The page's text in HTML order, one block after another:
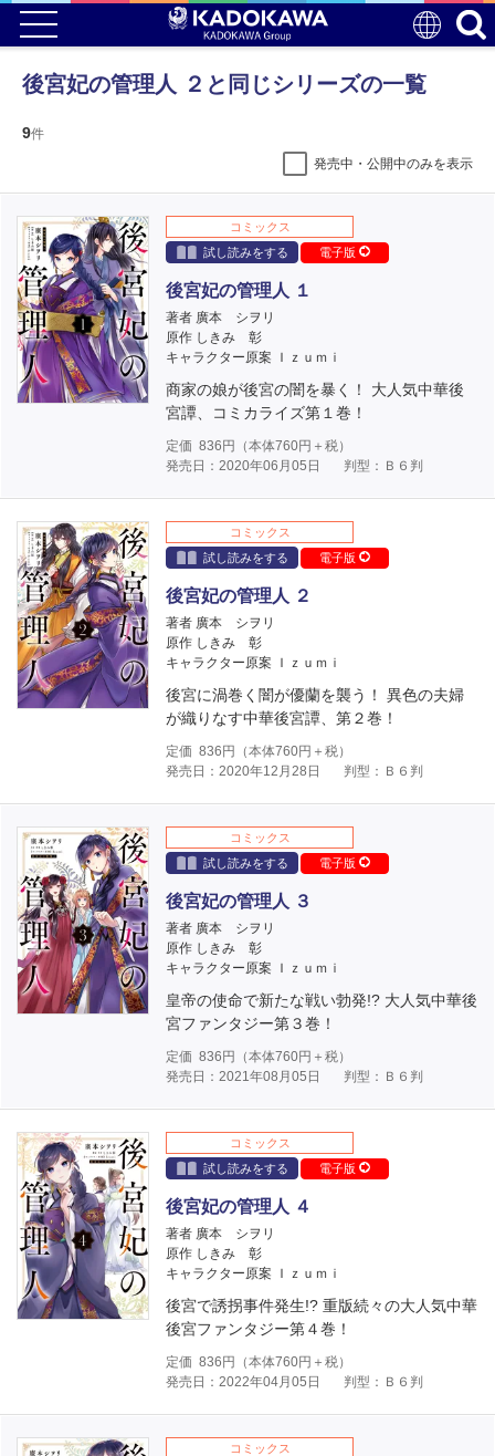
後宮妃の管理人 ２と同じシリーズの一覧
9件
発売中・公開中のみを表示
コミックス
試し読みをする
電子版
後宮妃の管理人 １
著者 廣本 シヲリ
原作 しきみ 彰
キャラクター原案 Ｉｚｕｍｉ
商家の娘が後宮の闇を暴く！ 大人気中華後
宮譚、コミカライズ第１巻！
定価 836 円（本体760円＋税）
発売日：2020年06月05日
判型：Ｂ６判
コミックス
試し読みをする
電子版
後宮妃の管理人 ２
著者 廣本 シヲリ
原作 しきみ 彰
キャラクター原案 Ｉｚｕｍｉ
後宮に渦巻く闇が優蘭を襲う！ 異色の夫婦
が織りなす中華後宮譚、第２巻！
定価 836 円（本体760円＋税）
発売日：2020年12月28日
判型：Ｂ６判
コミックス
試し読みをする
電子版
後宮妃の管理人 ３
著者 廣本 シヲリ
原作 しきみ 彰
キャラクター原案 Ｉｚｕｍｉ
皇帝の使命で新たな戦い勃発!? 大人気中華後
宮ファンタジー第３巻！
定価 836 円（本体760円＋税）
発売日：2021年08月05日
判型：Ｂ６判
コミックス
試し読みをする
電子版
後宮妃の管理人 ４
著者 廣本 シヲリ
原作 しきみ 彰
キャラクター原案 Ｉｚｕｍｉ
後宮で誘拐事件発生!? 重版続々の大人気中華
後宮ファンタジー第４巻！
定価 836 円（本体760円＋税）
発売日：2022年04月05日
判型：Ｂ６判
コミックス